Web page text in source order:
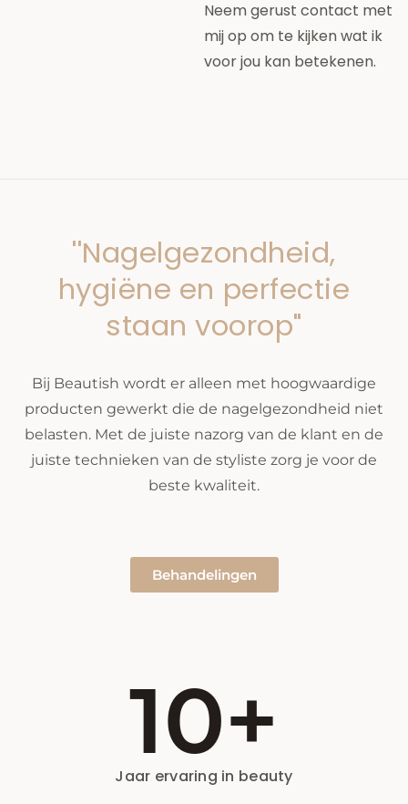
Neem gerust contact met
mij op om te kijken wat ik
voor jou kan betekenen.
''Nagelgezondheid,
hygiëne en perfectie
staan voorop"
Bij Beautish wordt er alleen met hoogwaardige
producten gewerkt die de nagelgezondheid niet
belasten. Met de juiste nazorg van de klant en de
juiste technieken van de styliste zorg je voor de
beste kwaliteit.
Behandelingen
Jaar ervaring in beauty
10+